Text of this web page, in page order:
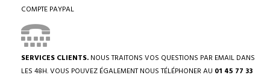
COMPTE PAYPAL
SERVICES CLIENTS. NOUS TRAITONS VOS QUESTIONS PAR EMAIL DANS
LES 48H. VOUS POUVEZ ÉGALEMENT NOUS TÉLÉPHONER AU 01 45 77 33